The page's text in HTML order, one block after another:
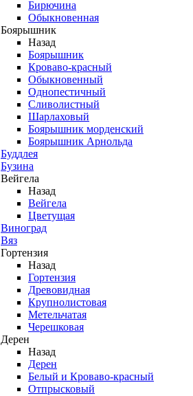
Бирючина
Обыкновенная
Боярышник
Назад
Боярышник
Кроваво-красный
Обыкновенный
Однопестичный
Сливолистный
Шарлаховый
Боярышник морденский
Боярышник Арнольда
Буддлея
Бузина
Вейгела
Назад
Вейгела
Цветущая
Виноград
Вяз
Гортензия
Назад
Гортензия
Древовидная
Крупнолистовая
Метельчатая
Черешковая
Дерен
Назад
Дерен
Белый и Кроваво-красный
Отпрысковый